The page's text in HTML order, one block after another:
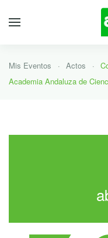
Mis Eventos Actos
Academia Andaluza de